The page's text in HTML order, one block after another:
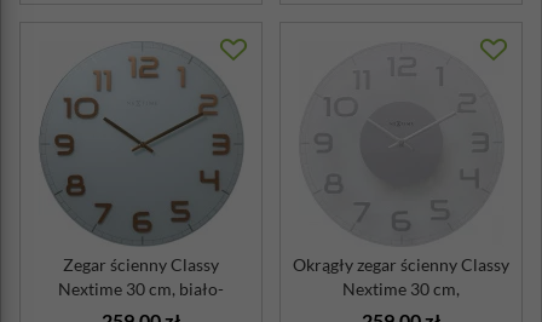
Zegar ścienny Classy
Nextime 30 cm, biało-
miedziany
Okrągły zegar ścienny Classy
Nextime 30 cm,
transparentny